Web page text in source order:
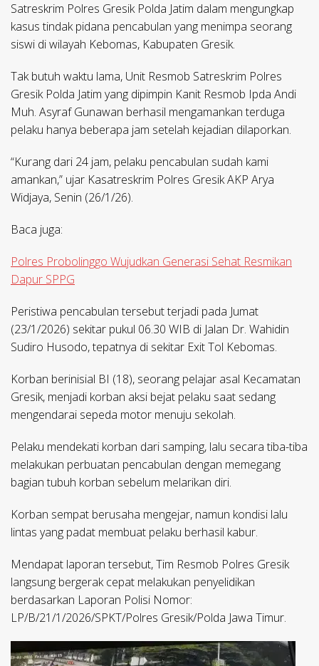
Satreskrim Polres Gresik Polda Jatim dalam mengungkap
kasus tindak pidana pencabulan yang menimpa seorang
siswi di wilayah Kebomas, Kabupaten Gresik.
Tak butuh waktu lama, Unit Resmob Satreskrim Polres
Gresik Polda Jatim yang dipimpin Kanit Resmob Ipda Andi
Muh. Asyraf Gunawan berhasil mengamankan terduga
pelaku hanya beberapa jam setelah kejadian dilaporkan.
“Kurang dari 24 jam, pelaku pencabulan sudah kami
amankan,” ujar Kasatreskrim Polres Gresik AKP Arya
Widjaya, Senin (26/1/26).
Baca juga:
Polres Probolinggo Wujudkan Generasi Sehat Resmikan
Dapur SPPG
Peristiwa pencabulan tersebut terjadi pada Jumat
(23/1/2026) sekitar pukul 06.30 WIB di Jalan Dr. Wahidin
Sudiro Husodo, tepatnya di sekitar Exit Tol Kebomas.
Korban berinisial BI (18), seorang pelajar asal Kecamatan
Gresik, menjadi korban aksi bejat pelaku saat sedang
mengendarai sepeda motor menuju sekolah.
Pelaku mendekati korban dari samping, lalu secara tiba-tiba
melakukan perbuatan pencabulan dengan memegang
bagian tubuh korban sebelum melarikan diri.
Korban sempat berusaha mengejar, namun kondisi lalu
lintas yang padat membuat pelaku berhasil kabur.
Mendapat laporan tersebut, Tim Resmob Polres Gresik
langsung bergerak cepat melakukan penyelidikan
berdasarkan Laporan Polisi Nomor:
LP/B/21/1/2026/SPKT/Polres Gresik/Polda Jawa Timur.